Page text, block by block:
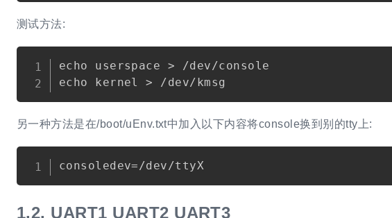
测试方法:
echo userspace > /dev/console
另一种方法是在/boot/uEnv.txt中加入以下内容将console换到别的tty上:
1.2. UART1 UART2 UART3